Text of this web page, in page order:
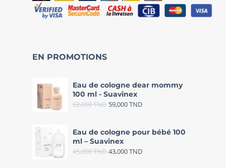
EN PROMOTIONS
Eau de cologne dear mommy
100 ml - Suavinex
62,000TND 59,000TND
Eau de cologne pour bébé 100
ml – Suavinex
45,000TND 43,000TND